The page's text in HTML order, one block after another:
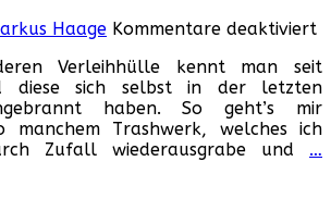
Haage Kommentare deaktiviert
III
Verleihhülle kennt man seit
diese sich selbst in der letzten
haben. So geht’s mir
manchem Trashwerk, welches ich
Zufall wiederausgrabe und …